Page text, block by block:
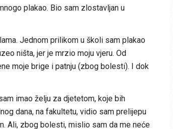
plakao. Bio sam zlostavljan u
Jednom prilikom u školi sam plakao
ništa, jer je mrzio moju vjeru. Od
moje brige i patnju (zbog bolesti). I dok
imao želju za djetetom, koje bih
dana, na fakultetu, vidio sam prelijepu
Ali, zbog bolesti, mislio sam da me neće